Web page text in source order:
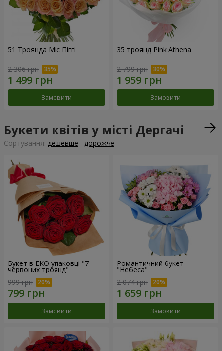
51 Троянда Міс Піггі
2 306 грн
Замовити
35 троянд Pink Athena
2 799 грн
Замовити
Букети квітів у місті Дергачі
Сортування: дешевше дорожче
Букет в ЕКО упаковці "7
червоних троянд"
999 грн
Замовити
Романтичний букет
"Небеса"
2 074 грн
Замовити